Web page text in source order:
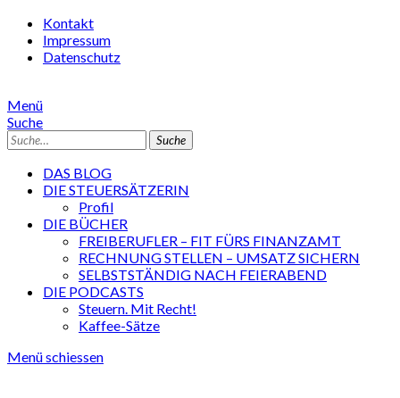
Kontakt
Impressum
Datenschutz
Menü
Suche
Suche
DAS BLOG
DIE STEUERSÄTZERIN
Profil
DIE BÜCHER
FREIBERUFLER – FIT FÜRS FINANZAMT
RECHNUNG STELLEN – UMSATZ SICHERN
SELBSTSTÄNDIG NACH FEIERABEND
DIE PODCASTS
Steuern. Mit Recht!
Kaffee-Sätze
Menü schiessen